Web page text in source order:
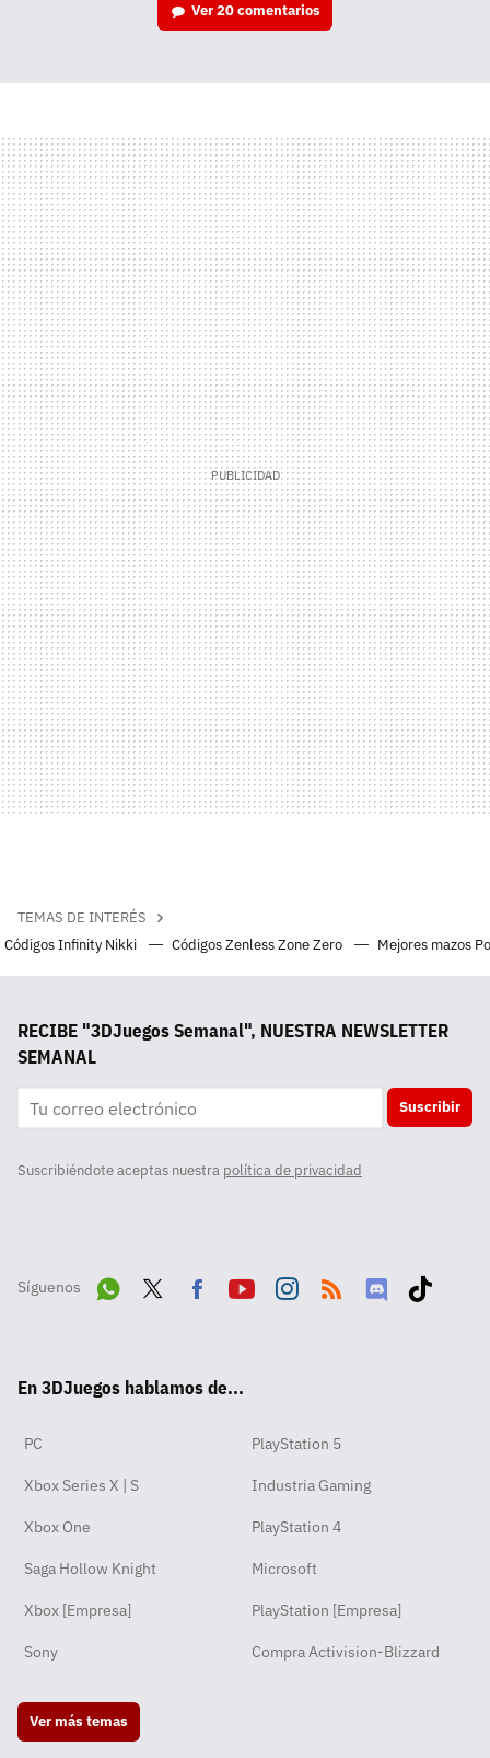
Ver20 comentarios
TEMAS DE INTERÉS
Códigos Infinity Nikki
Códigos Zenless Zone Zero Mejores mazos
RECIBE "3DJuegos Semanal", NUESTRA NEWSLETTER
SEMANAL
Suscribir
Suscribiéndote aceptas nuestra política de privacidad
Síguenos
pp
ok
En 3DJuegos hablamos de...
PC PlayStation 5
Xbox Series X | S Industria Gaming
Xbox One PlayStation 4
Saga Hollow Knight Microsoft
Xbox [Empresa] PlayStation [Empresa]
Sony Compra Activision-Blizzard
Ver más temas